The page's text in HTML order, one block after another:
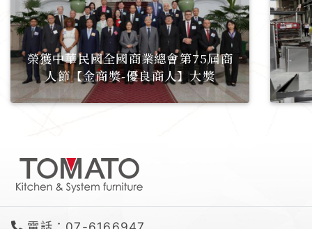
榮獲中華民國全國商業總會第75屆商
人節【金商獎-優良商人】大獎